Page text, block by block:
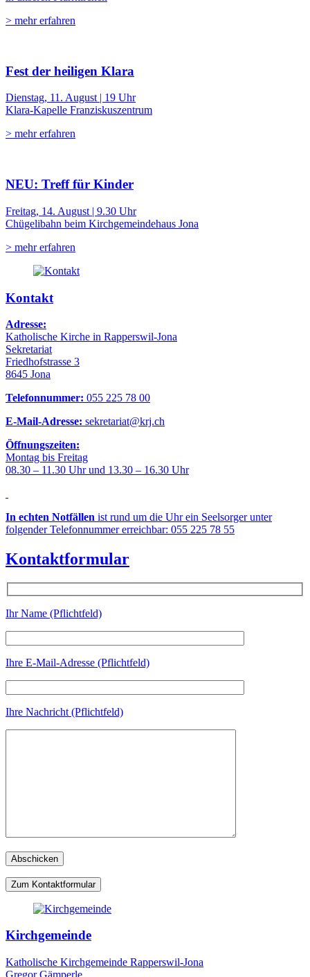
> mehr erfahren
Fest der heiligen Klara
Dienstag, 11. August | 19 Uhr
Klara-Kapelle Franziskuszentrum
> mehr erfahren
NEU: Treff für Kinder
Freitag, 14. August | 9.30 Uhr
Chügelibahn beim Kirchgemeindehaus Jona
> mehr erfahren
Kontakt
Adresse:
Katholische Kirche in Rapperswil-Jona
Sekretariat
Friedhofstrasse 3
8645 Jona
Telefonnummer: 055 225 78 00
E-Mail-Adresse: sekretariat@krj.ch
Öffnungszeiten:
Montag bis Freitag
08.30 – 11.30 Uhr und 13.30 – 16.30 Uhr
In echten Notfällen ist rund um die Uhr ein Seelsorger unter
folgender Telefonnummer erreichbar: 055 225 78 55
Kontaktformular
Ihr Name (Pflichtfeld)
Ihre E-Mail-Adresse (Pflichtfeld)
Ihre Nachricht (Pflichtfeld)
Zum Kontaktformular
Kirchgemeinde
Katholische Kirchgemeinde Rapperswil-Jona
Gregor Gämperle